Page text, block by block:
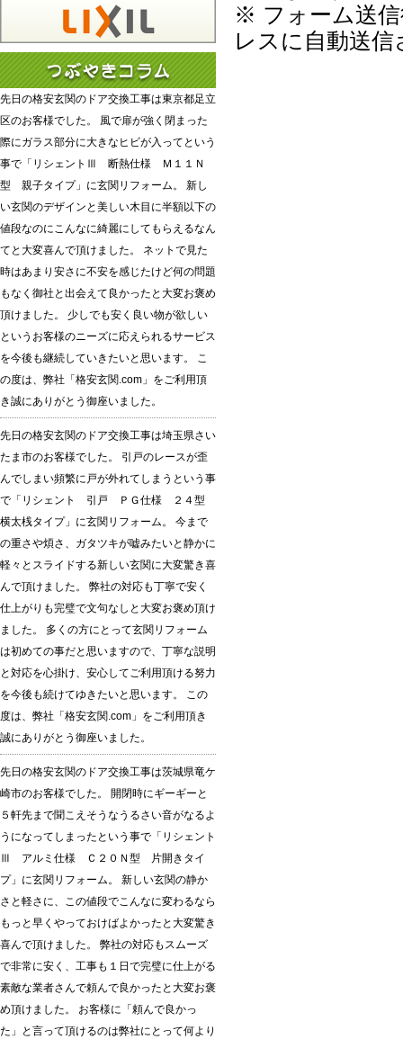
※ フォーム送
レスに自動送
先日の格安玄関のドア交換工事は東京都足立
区のお客様でした。 風で扉が強く閉まった
際にガラス部分に大きなヒビが入ってという
事で「リシェントⅢ 断熱仕様 Ｍ１１Ｎ
型 親子タイプ」に玄関リフォーム。 新し
い玄関のデザインと美しい木目に半額以下の
値段なのにこんなに綺麗にしてもらえるなん
てと大変喜んで頂けました。 ネットで見た
時はあまり安さに不安を感じたけど何の問題
もなく御社と出会えて良かったと大変お褒め
頂けました。 少しでも安く良い物が欲しい
というお客様のニーズに応えられるサービス
を今後も継続していきたいと思います。 こ
の度は、弊社「格安玄関.com」をご利用頂
き誠にありがとう御座いました。
先日の格安玄関のドア交換工事は埼玉県さい
たま市のお客様でした。 引戸のレースが歪
んでしまい頻繁に戸が外れてしまうという事
で「リシェント 引戸 ＰＧ仕様 ２４型
横太桟タイプ」に玄関リフォーム。 今まで
の重さや煩さ、ガタツキが嘘みたいと静かに
軽々とスライドする新しい玄関に大変驚き喜
んで頂けました。 弊社の対応も丁寧で安く
仕上がりも完璧で文句なしと大変お褒め頂け
ました。 多くの方にとって玄関リフォーム
は初めての事だと思いますので、丁寧な説明
と対応を心掛け、安心してご利用頂ける努力
を今後も続けてゆきたいと思います。 この
度は、弊社「格安玄関.com」をご利用頂き
誠にありがとう御座いました。
先日の格安玄関のドア交換工事は茨城県竜ケ
崎市のお客様でした。 開閉時にギーギーと
５軒先まで聞こえそうなうるさい音がなるよ
うになってしまったという事で「リシェント
Ⅲ アルミ仕様 Ｃ２０Ｎ型 片開きタイ
プ」に玄関リフォーム。 新しい玄関の静か
さと軽さに、この値段でこんなに変わるなら
もっと早くやっておけばよかったと大変驚き
喜んで頂けました。 弊社の対応もスムーズ
で非常に安く、工事も１日で完璧に仕上がる
素敵な業者さんで頼んで良かったと大変お褒
め頂けました。 お客様に「頼んで良かっ
た」と言って頂けるのは弊社にとって何より